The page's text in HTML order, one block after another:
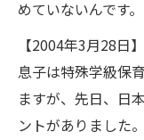
めていないんです。
【2004年3月28日】
息子は特殊学級保
ますが、先日、日
ントがありました